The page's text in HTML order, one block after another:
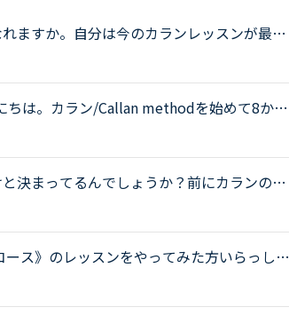
ますか。自分は今のカランレッスンが最後
。通常カランは後1か月くらいで終わりそう
。カラン/Callan methodを始めて8か月
、lesson前30分でdaily revisionの範囲をre
決まってるんでしょうか？前にカランのレ
ネスカランのバッジはとらないの？って聞
ス》のレッスンをやってみた方いらっしゃ
が多くなることをきっかけにビジネス英会